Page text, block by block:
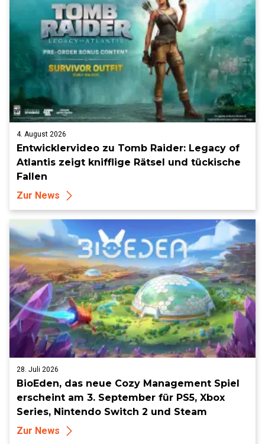
4. August 2026
Entwicklervideo zu Tomb Raider: Legacy of
Atlantis zeigt knifflige Rätsel und tückische
Fallen
Zur News
28. Juli 2026
BioEden, das neue Cozy Management Spiel
erscheint am 3. September für PS5, Xbox
Series, Nintendo Switch 2 und Steam
Zur News